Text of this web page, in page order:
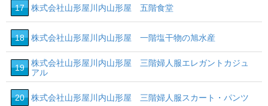
17 株式会社山形屋川内山形屋 五階食堂
18 株式会社山形屋川内山形屋 一階塩干物の旭水産
19
株式会社山形屋川内山形屋 三階婦人服エレガントカジュ
アル
20 株式会社山形屋川内山形屋 三階婦人服スカート・パンツ